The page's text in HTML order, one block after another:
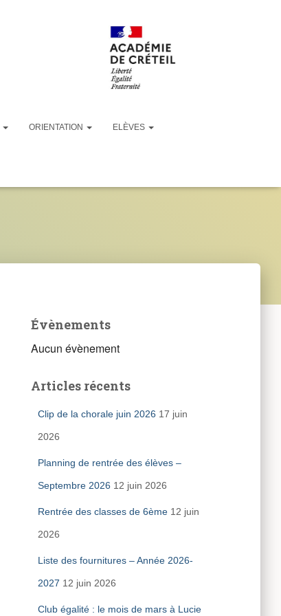
ORIENTATION ELÈVES
Évènements
Aucun évènement
Articles récents
Clip de la chorale juin 2026 17 juin
2026
Planning de rentrée des élèves –
Septembre 2026 12 juin 2026
Rentrée des classes de 6ème 12 juin
2026
Liste des fournitures – Année 2026-
2027 12 juin 2026
Club égalité : le mois de mars à Lucie